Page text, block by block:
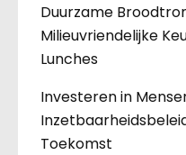
Duurzame
Milieuvriendelijke
Lunches
Investeren in
Toekomst